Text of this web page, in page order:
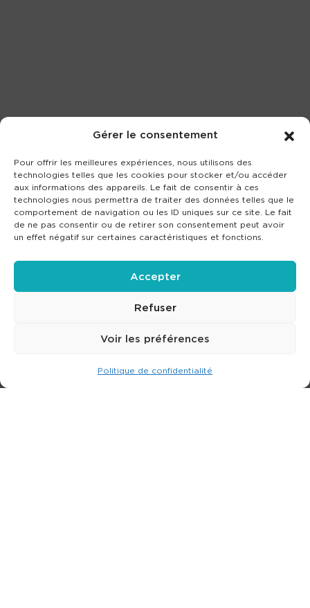
Gérer le consentement
Pour offrir les meilleures expériences, nous utilisons des
technologies telles que les cookies pour stocker et/ou accéder
aux informations des appareils. Le fait de consentir à ces
technologies nous permettra de traiter des données telles que le
comportement de navigation ou les ID uniques sur ce site. Le fait
de ne pas consentir ou de retirer son consentement peut avoir
un effet négatif sur certaines caractéristiques et fonctions.
Accepter
Refuser
Voir les préférences
Politique de confidentialité